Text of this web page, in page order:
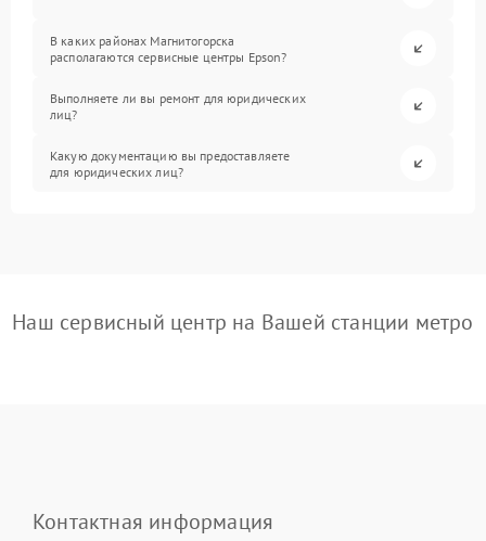
В каких районах Магнитогорска
располагаются сервисные центры Epson?
Выполняете ли вы ремонт для юридических
лиц?
Какую документацию вы предоставляете
для юридических лиц?
Наш сервисный центр на Вашей станции метро
Контактная информация